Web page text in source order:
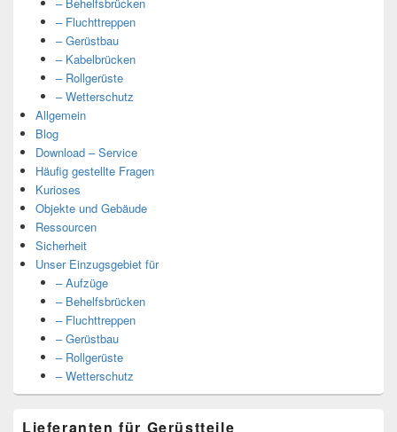
– Fluchttreppen
– Gerüstbau
– Kabelbrücken
– Rollgerüste
– Wetterschutz
Allgemein
Blog
Download – Service
Häufig gestellte Fragen
Kurioses
Objekte und Gebäude
Ressourcen
Sicherheit
Unser Einzugsgebiet für
– Aufzüge
– Behelfsbrücken
– Fluchttreppen
– Gerüstbau
– Rollgerüste
– Wetterschutz
Lieferanten für Gerüstteile